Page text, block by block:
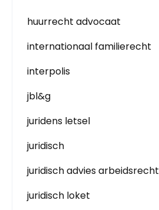
huurrecht advocaat
internationaal familierecht
interpolis
jbl&g
juridens letsel
juridisch
juridisch advies arbeidsrecht
juridisch loket